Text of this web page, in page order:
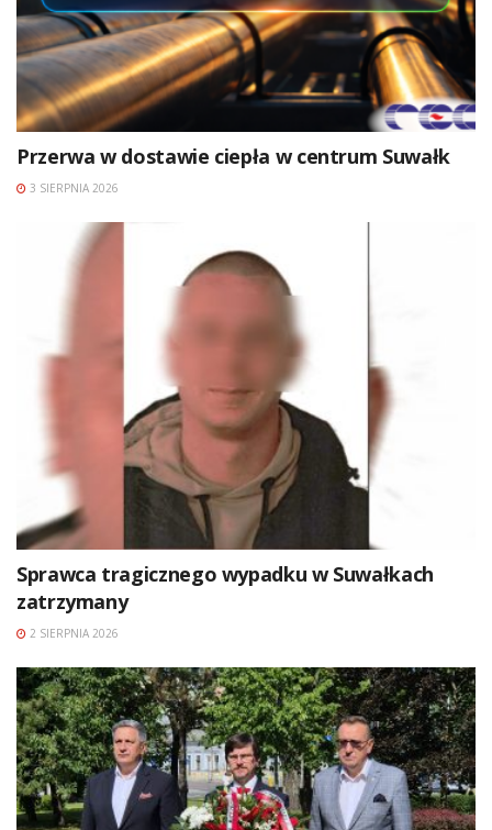
Przerwa w dostawie ciepła w centrum Suwałk
3 SIERPNIA 2026
Sprawca tragicznego wypadku w Suwałkach
zatrzymany
2 SIERPNIA 2026